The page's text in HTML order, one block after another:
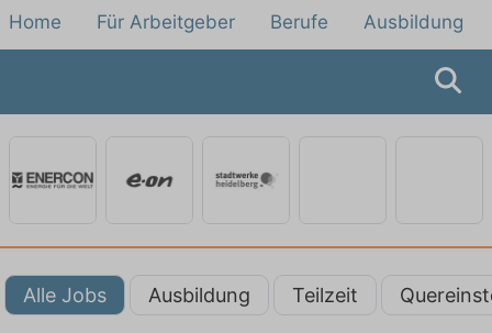
Home Für Arbeitgeber Berufe Ausbildung
Alle Jobs Ausbildung Teilzeit